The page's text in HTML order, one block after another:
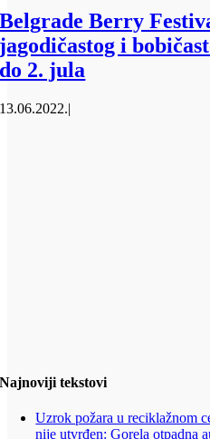
Belgrade Berry
jagodičastog i
do 2. jula
13.06.2022.|
Najnoviji tekstovi
Uzrok požara u reciklažnom
nije utvrđen: Gorela otpadna